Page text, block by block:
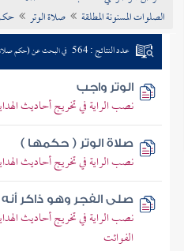
الصلوات المسنونة المطلقة
صلاة الوتر
عدد النتائج : 564 في البحث عن (حكم
الوتر واجب
نصب الراية في تخريج أحاديث
صلاة الوتر ( حكمها )
نصب الراية في تخريج أحاديث
صلى الفجر وهو ذاكر أنه
نصب الراية في تخريج أحاديث
الفوائت